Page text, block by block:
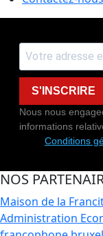
S'INSCRIRE
Nous nous
informations
Conditions
NOS
Maison de la
Administration